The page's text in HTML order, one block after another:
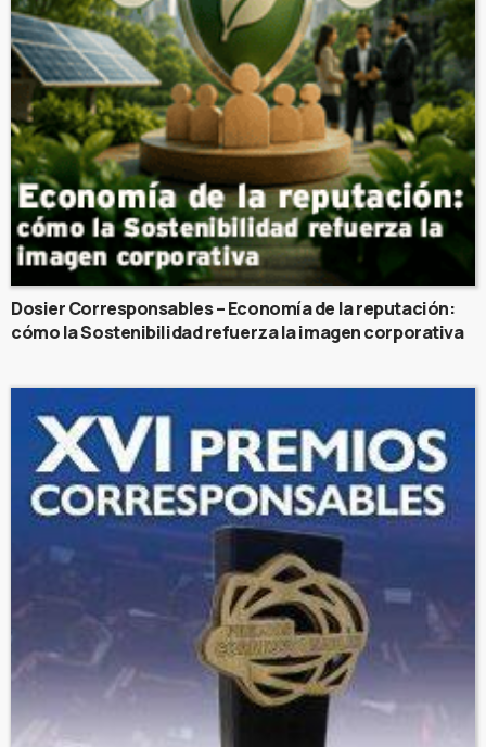
Dosier Corresponsables – Economía de la reputación:
cómo la Sostenibilidad refuerza la imagen corporativa